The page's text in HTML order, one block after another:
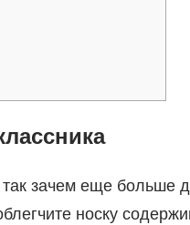
зачем еще больше
носку